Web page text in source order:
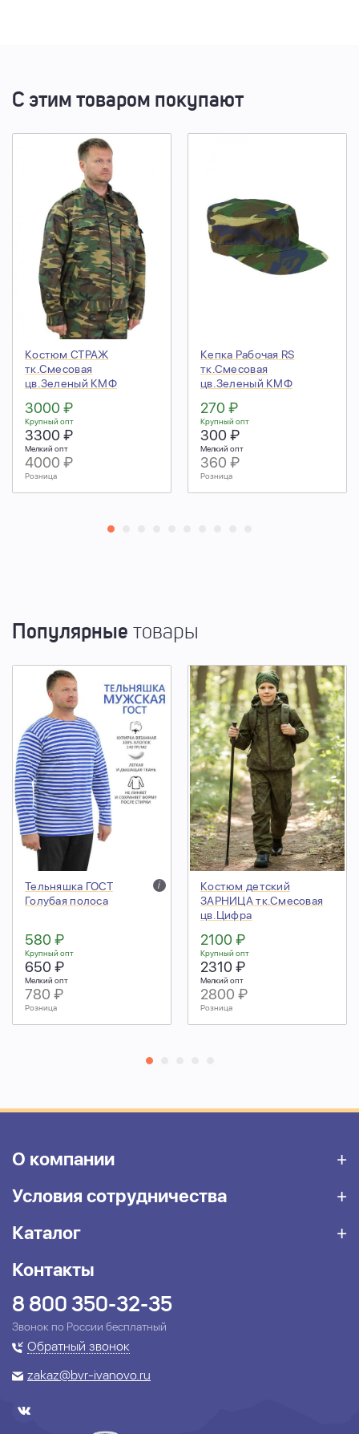
С этим товаром покупают
Костюм СТРАЖ
тк.Смесовая
цв.Зеленый КМФ
3000 ₽
Крупный опт
3300 ₽
Мелкий опт
4000 ₽
Розница
Кепка Рабочая RS
тк.Смесовая
цв.Зеленый КМФ
270 ₽
Крупный опт
300 ₽
Мелкий опт
360 ₽
Розница
Популярные товары
Тельняшка ГОСТ
Голубая полоса
i
580 ₽
Крупный опт
650 ₽
Мелкий опт
780 ₽
Розница
Костюм детский
ЗАРНИЦА тк.Смесовая
цв.Цифра
2100 ₽
Крупный опт
2310 ₽
Мелкий опт
2800 ₽
Розница
О компании
Условия сотрудничества
Каталог
Контакты
8 800 350-32-35
Звонок по России бесплатный
Обратный звонок
zakaz@bvr-ivanovo.ru